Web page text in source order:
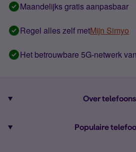
Maandelijks gratis aanpasbaar
Regel alles zelf metMijn Simyo
Het betrouwbare 5G-netwerk van
Over telefoons
Populaire